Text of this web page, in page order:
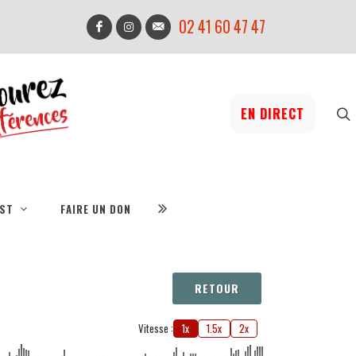
02 41 60 47 47
EN DIRECT
FAIRE UN DON
RETOUR
Vitesse : 1x 1.5x 2x